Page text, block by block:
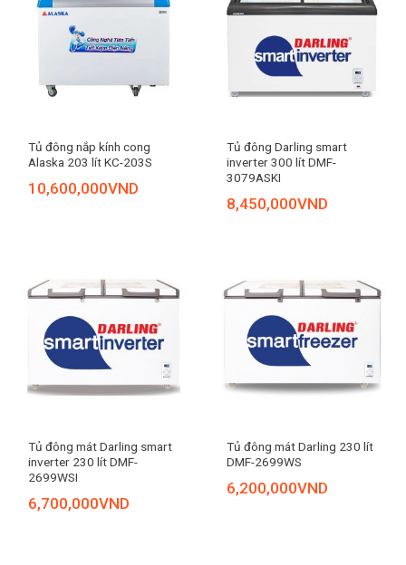
Tủ đông nắp kính cong
Alaska 203 lít KC-203S
10,600,000VND
Tủ đông Darling smart
inverter 300 lít DMF-
3079ASKI
8,450,000VND
Tủ đông mát Darling smart
inverter 230 lít DMF-
2699WSI
6,700,000VND
Tủ đông mát Darling 230 lít
DMF-2699WS
6,200,000VND